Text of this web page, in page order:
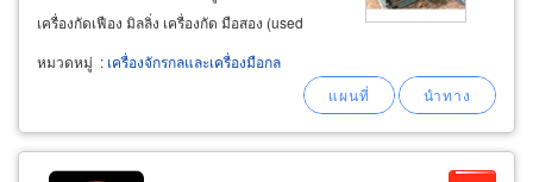
เครื่องกัดเฟือง มิลลิ่ง เครื่องกัด มือสอง (used
milling machine) เครื่องปาด ราคาถูก ขาย เครื่อง
ไสเหล็ก เครื่องไสโลหะมือสอง เครื่องไสนอน เกียร์
หมวดหมู่ : เครื่องจักรกลและเครื่องมือกล